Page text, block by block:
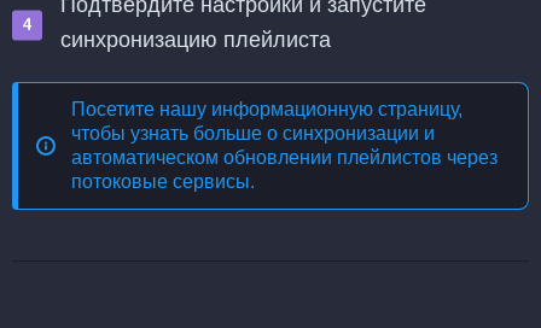
Подтвердите настройки и запустите
синхронизацию плейлиста
Посетите нашу информационную страницу,
чтобы узнать больше о синхронизации и
автоматическом обновлении плейлистов через
потоковые сервисы.